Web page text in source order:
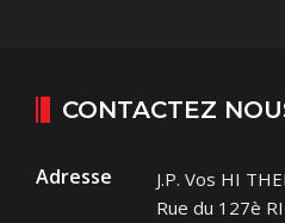
CONTACTEZ
Adresse
J.P. Vos HI
Rue du 127è